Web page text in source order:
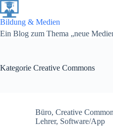
Zum
Inhalt
springen
Bildung & Medien
Ein Blog zum Thema „neue
Kategorie Creative Commons
Büro, Creative
Lehrer, Software/App